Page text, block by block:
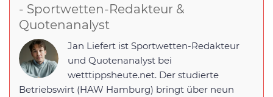
- Sportwetten-Redakteur &
Quotenanalyst
Jan Liefert ist Sportwetten-Redakteur
und Quotenanalyst bei
wetttippsheute.net. Der studierte
Betriebswirt (HAW Hamburg) bringt über neun